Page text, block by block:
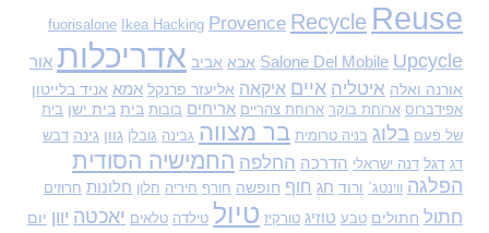
:
fuorisalone Ikea Hacking Provence Recycle Reuse
Salone Del Mobile Upcycle אבא אביב אדריכלות אור
אורנה ואלה איטליה איים איקאה אליעזר פרנקל אמא אניד בלייטון
אפידברוס ארוחת בוקר ארוחת צהריים אריחים בובות בית בית ישן בית
של פעם בלוג בניה טרומית בר מצווה גבינה גובלן גוון גינה דבש
דג דגל דנה ישראלי הדרכה החלפה החמישיה הסודית
הפלגה ווינטג` ורוד חג חוף חופשה חורף חיריה חלון חלונות חרוזים
חתול חתולים טבע טוזיג טורקיז טיול טילדה טלאים יאכטה יוון יום